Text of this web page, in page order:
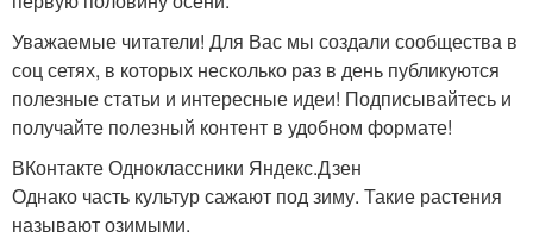
Уважаемые читатели! Для Вас мы создали сообщества в
соц сетях, в которых несколько раз в день публикуются
полезные статьи и интересные идеи! Подписывайтесь и
получайте полезный контент в удобном формате!
ВКонтакте Одноклассники Яндекс.Дзен
Однако часть культур сажают под зиму. Такие растения
называют озимыми.